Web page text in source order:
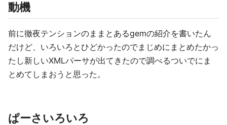
動機
前に徹夜テンションのままとあるgemの紹介を書いたん
だけど、いろいろとひどかったのでまじめにまとめたかっ
たし新しいXMLパーサが出てきたので調べるついでにま
とめてしまおうと思った。
ぱーさいろいろ